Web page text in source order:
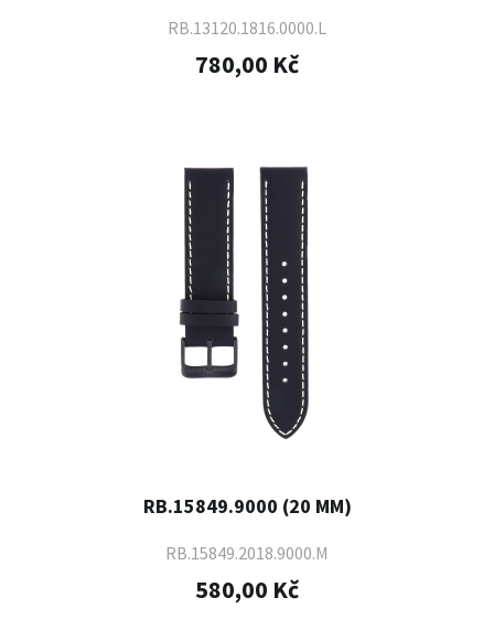
RB.13120.1816.0000.L
780,00 Kč
RB.15849.9000 (20 MM)
RB.15849.2018.9000.M
580,00 Kč